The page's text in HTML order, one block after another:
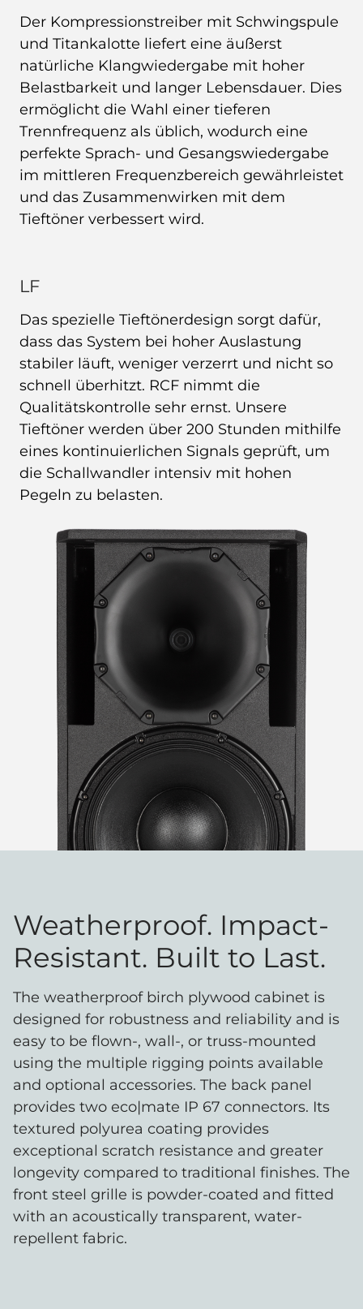
Der Kompressionstreiber mit Schwingspule
und Titankalotte liefert eine äußerst
natürliche Klangwiedergabe mit hoher
Belastbarkeit und langer Lebensdauer. Dies
ermöglicht die Wahl einer tieferen
Trennfrequenz als üblich, wodurch eine
perfekte Sprach- und Gesangswiedergabe
im mittleren Frequenzbereich gewährleistet
und das Zusammenwirken mit dem
Tieftöner verbessert wird.
LF
Das spezielle Tieftönerdesign sorgt dafür,
dass das System bei hoher Auslastung
stabiler läuft, weniger verzerrt und nicht so
schnell überhitzt. RCF nimmt die
Qualitätskontrolle sehr ernst. Unsere
Tieftöner werden über 200 Stunden mithilfe
eines kontinuierlichen Signals geprüft, um
die Schallwandler intensiv mit hohen
Pegeln zu belasten.
Weatherproof. Impact-
Resistant. Built to Last.
The weatherproof birch plywood cabinet is
designed for robustness and reliability and is
easy to be flown-, wall-, or truss-mounted
using the multiple rigging points available
and optional accessories. The back panel
provides two eco|mate IP 67 connectors. Its
textured polyurea coating provides
exceptional scratch resistance and greater
longevity compared to traditional finishes. The
front steel grille is powder-coated and fitted
with an acoustically transparent, water-
repellent fabric.